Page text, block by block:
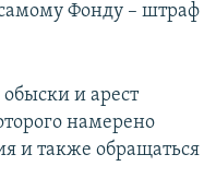
Фонду – штраф
и арест
намерено
и также обращаться